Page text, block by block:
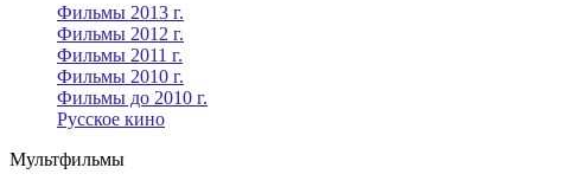
Фильмы 2013 г.
Фильмы 2012 г.
Фильмы 2011 г.
Фильмы 2010 г.
Фильмы до 2010 г.
Русское кино
Мультфильмы